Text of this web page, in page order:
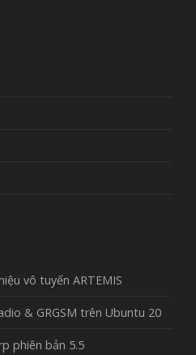
vô tuyến ARTEMIS
& GRGSM trên Ubuntu 20
phiên bản 5.5